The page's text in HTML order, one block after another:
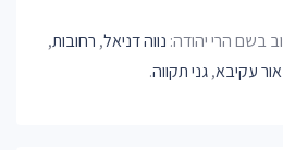
נווה דניאל, רחובות,
אור עקיבא,גני תקווה.